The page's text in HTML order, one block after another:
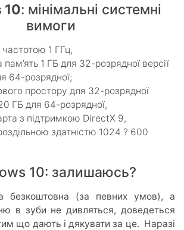
10: мінімальні системні
вимоги
1 ГГц,
пам’ять 1 ГБ для 32-розрядної версії
64-розрядної;
простору для 32-розрядної
ГБ для 64-розрядної,
з підтримкою DirectX 9,
здатністю 1024 ? 600
10: залишаюсь?
безкоштовна (за певних умов), а
в зуби не дивляться, доведеться
що дають і дякувати за це. Наразі